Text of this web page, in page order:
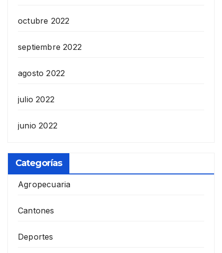
octubre 2022
septiembre 2022
agosto 2022
julio 2022
junio 2022
Categorías
Agropecuaria
Cantones
Deportes